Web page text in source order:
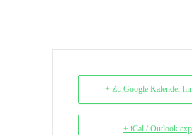
+ Zu Google Kalender
+ iCal / Outlook